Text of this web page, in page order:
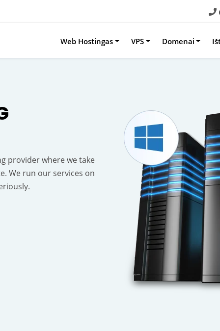
Web Hostingas VPS Domenai
provider where we take
We run our services on